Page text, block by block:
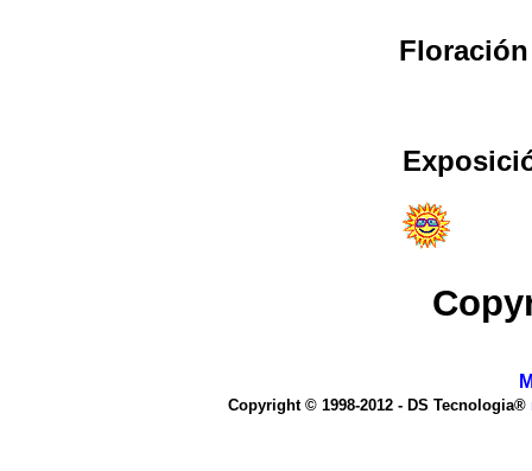
Floración
Copyright © 1998-2012 - DS Tecnologia®